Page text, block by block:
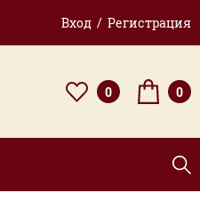
Вход / Регистрация
0 0